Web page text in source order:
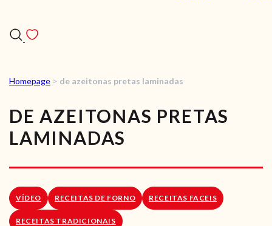
RECEITAS
VÍDEOS
RECEITAS VEGGIE
LOJA ONLINE
Homepage > de azeitonas pretas laminadas
DE AZEITONAS PRETAS
LAMINADAS
VÍDEO RECEITAS DE FORNO RECEITAS FACEIS
RECEITAS TRADICIONAIS